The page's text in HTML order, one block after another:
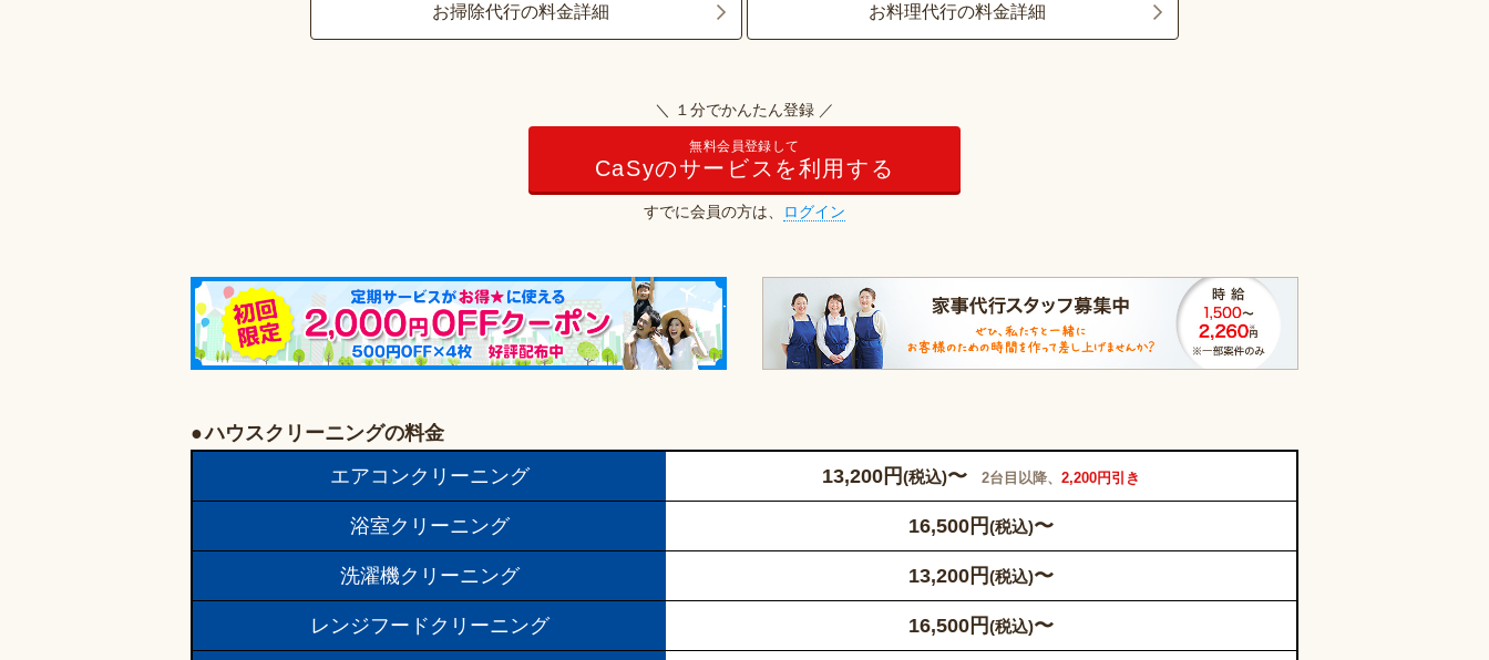
お掃除代行の料金詳細 お料理代行の料金詳細
＼ １分でかんたん登録 ／
無料会員登録して
CaSyのサービスを利用する
すでに会員の方は、 ログイン
ハウスクリーニングの料金
エアコンクリーニング
13,200 円(税込)〜 2台目以降、 2,200円引き
浴室クリーニング 16,500 円(税込)〜
洗濯機クリーニング 13,200 円(税込)〜
レンジフードクリーニング 16,500 円(税込)〜